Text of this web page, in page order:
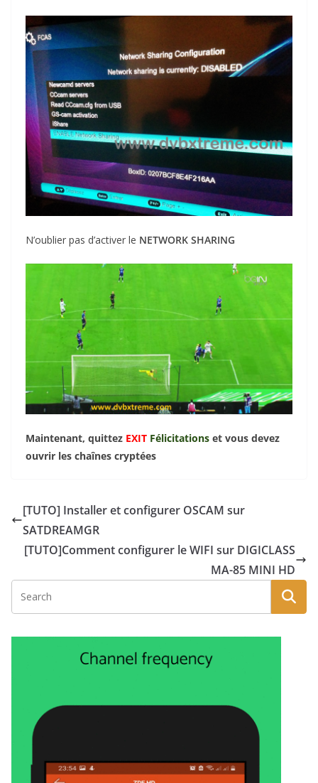
N’oublier pas d’activer le NETWORK SHARING
Maintenant, quittez EXIT Félicitations et vous devez
ouvrir les chaînes cryptées
[TUTO] Installer et configurer OSCAM sur
SATDREAMGR
[TUTO]Comment configurer le WIFI sur DIGICLASS
MA-85 MINI HD